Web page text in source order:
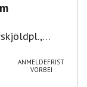
ANMELDEFRIST
VORBEI